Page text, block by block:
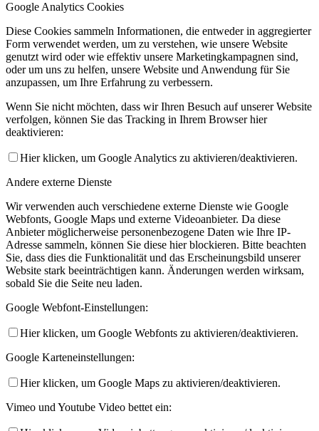
Google Analytics Cookies
Diese Cookies sammeln Informationen, die entweder in aggregierter
Form verwendet werden, um zu verstehen, wie unsere Website
genutzt wird oder wie effektiv unsere Marketingkampagnen sind,
oder um uns zu helfen, unsere Website und Anwendung für Sie
anzupassen, um Ihre Erfahrung zu verbessern.
Wenn Sie nicht möchten, dass wir Ihren Besuch auf unserer Website
verfolgen, können Sie das Tracking in Ihrem Browser hier
deaktivieren:
Hier klicken, um Google Analytics zu aktivieren/deaktivieren.
Andere externe Dienste
Wir verwenden auch verschiedene externe Dienste wie Google
Webfonts, Google Maps und externe Videoanbieter. Da diese
Anbieter möglicherweise personenbezogene Daten wie Ihre IP-
Adresse sammeln, können Sie diese hier blockieren. Bitte beachten
Sie, dass dies die Funktionalität und das Erscheinungsbild unserer
Website stark beeinträchtigen kann. Änderungen werden wirksam,
sobald Sie die Seite neu laden.
Google Webfont-Einstellungen:
Hier klicken, um Google Webfonts zu aktivieren/deaktivieren.
Google Karteneinstellungen:
Hier klicken, um Google Maps zu aktivieren/deaktivieren.
Vimeo und Youtube Video bettet ein: